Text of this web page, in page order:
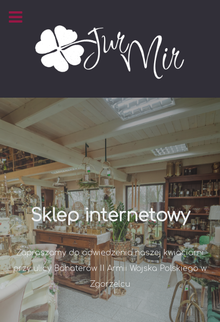
Sklep internetowy
Zapraszamy do odwiedzenia naszej kwiaciarni
przy ulicy Bohaterów II Armii Wojska Polskiego w
Zgorzelcu